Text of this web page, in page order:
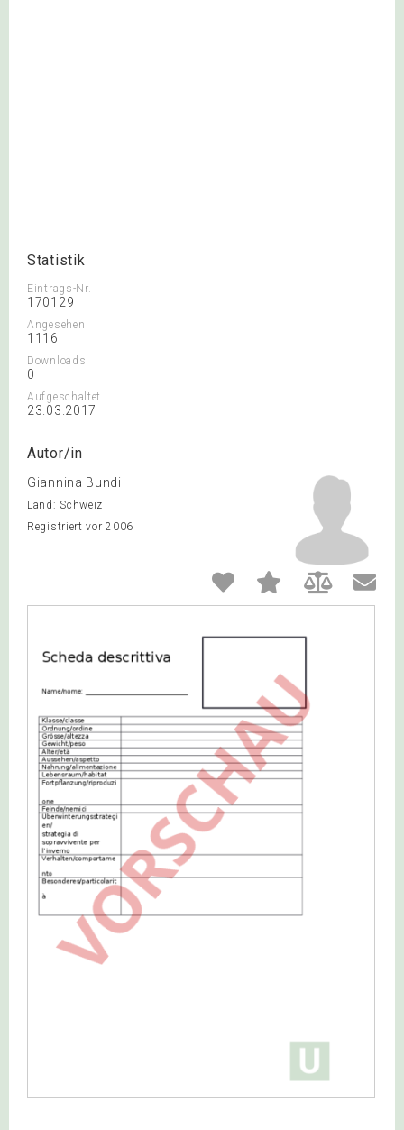
Statistik
Eintrags-Nr.
170129
Angesehen
1116
Downloads
0
Aufgeschaltet
23.03.2017
Autor/in
Giannina Bundi
Land: Schweiz
Registriert vor 2006